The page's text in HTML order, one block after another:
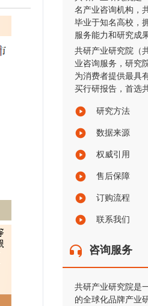
名产业咨询机构，
毕业于知名高校，
服务能力和研究成
共研产业研究院（
业咨询服务，研究
为消费者提供最具
买行研报告，首选
研究方法
数据来源
权威引用
售后保障
订购流程
联系我们
咨询服务
共研产业研究院是
的全球化品牌产业